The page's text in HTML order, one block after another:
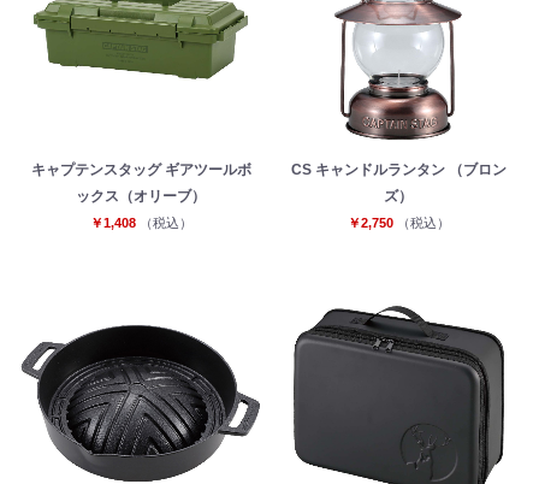
キャプテンスタッグ ギアツールボ
ックス（オリーブ）
￥1,408 （税込）
CS キャンドルランタン （ブロン
ズ）
￥2,750 （税込）